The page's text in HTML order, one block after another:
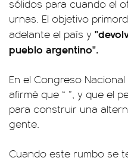
sólidos para cuando el
urnas. El objetivo
adelante el país y
pueblo argentino".
En el Congreso
afirmé que “ ”, y que el
para construir una
gente.
Cuando este rumbo se